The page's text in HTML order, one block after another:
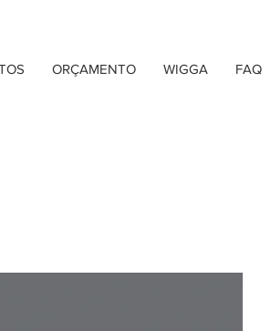
ORÇAMENTO WIGGA FAQ